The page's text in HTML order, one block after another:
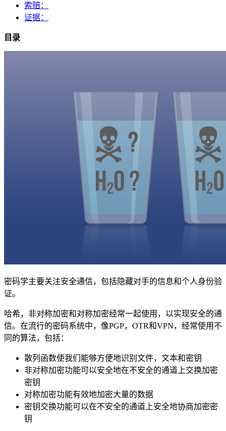
索赔：
证据：
目录
密码学主要关注安全通信，包括隐藏对手的信息和个人身份验
证。
哈希，非对称加密和对称加密经常一起使用，以实现安全的通
信。在流行的密码系统中，像PGP，OTR和VPN，经常使用不
同的算法，包括：
散列函数使我们能够方便地识别文件，文本和密钥
非对称加密功能可以安全地在不安全的通道上交换加密
密钥
对称加密功能有效地加密大量的数据
密钥交换功能可以在不安全的通道上安全地协商加密密
钥